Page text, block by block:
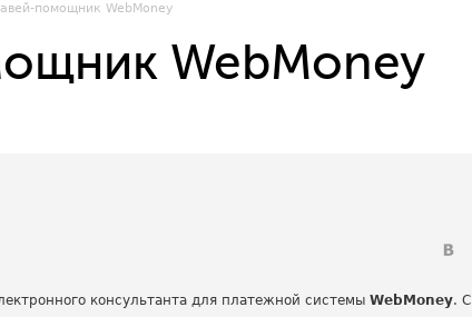
помощник WebMoney
WebMoney
консультанта для платежной системыWebMoney. С